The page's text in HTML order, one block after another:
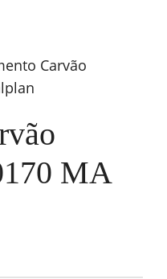
Carvão
MA